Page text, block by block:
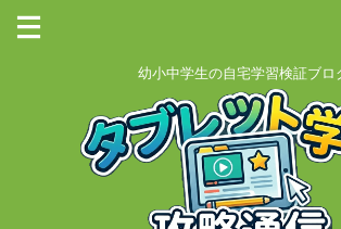
幼小中学生の自宅学習検証ブロ